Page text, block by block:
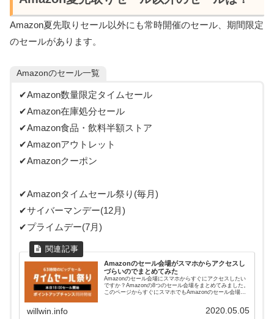
Amazon夏先取りセール以外にも常時開催のセール、期間限定
のセールがあります。
Amazonのセール一覧
✔Amazon数量限定タイムセール
✔Amazon在庫処分セール
✔Amazon食品・飲料半額ストア
✔Amazonアウトレット
✔Amazonクーポン
✔Amazonタイムセール祭り(毎月)
✔サイバーマンデー(12月)
✔プライムデー(7月)
Amazonのセール会場がスマホからアクセスし
づらいのでまとめてみた
Amazonのセール会場にスマホからすぐにアクセスしたい
ですか？Amazonの8つのセール会場をまとめてみました。
このページからすぐにスマホでもAmazonのセール会場に
willwin.info 2020.05.05